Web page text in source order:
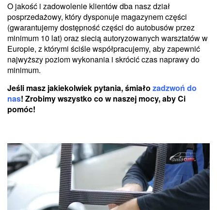
O jakość i zadowolenie klientów dba nasz dział
posprzedażowy, który dysponuje magazynem części
(gwarantujemy dostępność części do autobusów przez
minimum 10 lat) oraz siecią autoryzowanych warsztatów w
Europie, z którymi ściśle współpracujemy, aby zapewnić
najwyższy poziom wykonania i skrócić czas naprawy do
minimum.
Jeśli masz jakiekolwiek pytania, śmiało zadzwoń do
nas! Zrobimy wszystko co w naszej mocy, aby Ci
pomóc!